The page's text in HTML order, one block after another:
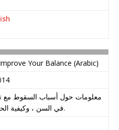
Your Balance (Arabic)
معلومات حول أسباب السقوط مع
في السن ، وكيفية الحد من المخاطر.